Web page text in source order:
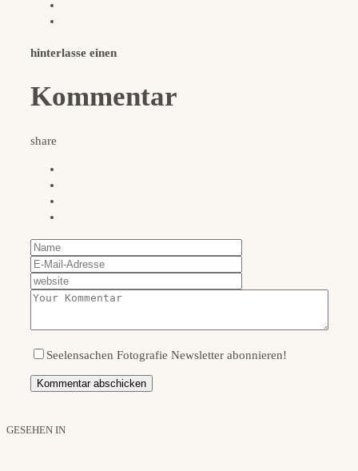
hinterlasse einen
Kommentar
share
Seelensachen Fotografie Newsletter abonnieren!
GESEHEN IN